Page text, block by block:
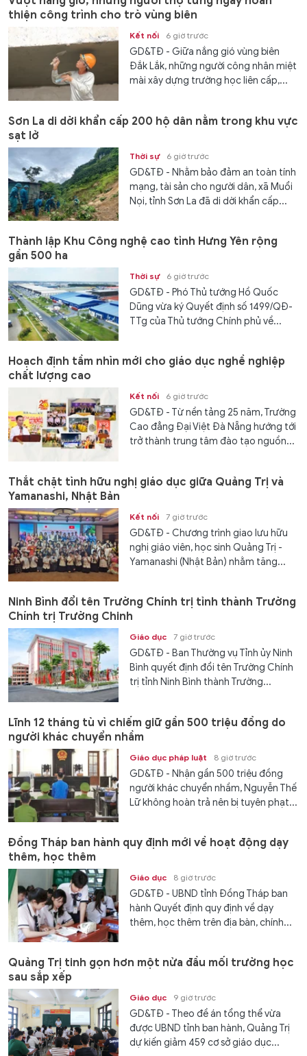
thiện công trình cho trò vùng biên
Kết nối 6 giờ trước
GD&TĐ - Giữa nắng gió vùng biên
Đắk Lắk, những người công nhân miệt
mài xây dựng trường học liên cấp,...
Sơn La di dời khẩn cấp 200 hộ dân nằm trong khu vực
sạt lở
Thời sự 6 giờ trước
GD&TĐ - Nhằm bảo đảm an toàn tính
mạng, tài sản cho người dân, xã Muổi
Nọi, tỉnh Sơn La đã di dời khẩn cấp...
Thành lập Khu Công nghệ cao tỉnh Hưng Yên rộng
gần 500 ha
Thời sự 6 giờ trước
GD&TĐ - Phó Thủ tướng Hồ Quốc
Dũng vừa ký Quyết định số 1499/QĐ-
TTg của Thủ tướng Chính phủ về...
Hoạch định tầm nhìn mới cho giáo dục nghề nghiệp
chất lượng cao
Kết nối 6 giờ trước
GD&TĐ - Từ nền tảng 25 năm, Trường
Cao đẳng Đại Việt Đà Nẵng hướng tới
trở thành trung tâm đào tạo nguồn...
Thắt chặt tình hữu nghị giáo dục giữa Quảng Trị và
Yamanashi, Nhật Bản
Kết nối 7 giờ trước
GD&TĐ - Chương trình giao lưu hữu
nghị giáo viên, học sinh Quảng Trị -
Yamanashi (Nhật Bản) nhằm tăng...
Ninh Bình đổi tên Trường Chính trị tỉnh thành Trường
Chính trị Trường Chinh
Giáo dục 7 giờ trước
GD&TĐ - Ban Thường vụ Tỉnh ủy Ninh
Bình quyết định đổi tên Trường Chính
trị tỉnh Ninh Bình thành Trường...
Lĩnh 12 tháng tù vì chiếm giữ gần 500 triệu đồng do
người khác chuyển nhầm
Giáo dục pháp luật 8 giờ trước
GD&TĐ - Nhận gần 500 triệu đồng
người khác chuyển nhầm, Nguyễn Thế
Lữ không hoàn trả nên bị tuyên phạt...
Đồng Tháp ban hành quy định mới về hoạt động dạy
thêm, học thêm
Giáo dục 8 giờ trước
GD&TĐ - UBND tỉnh Đồng Tháp ban
hành Quyết định quy định về dạy
thêm, học thêm trên địa bàn, chính...
Quảng Trị tinh gọn hơn một nửa đầu mối trường học
sau sắp xếp
Giáo dục 9 giờ trước
GD&TĐ - Theo đề án tổng thể vừa
được UBND tỉnh ban hành, Quảng Trị
dự kiến giảm 459 cơ sở giáo dục...